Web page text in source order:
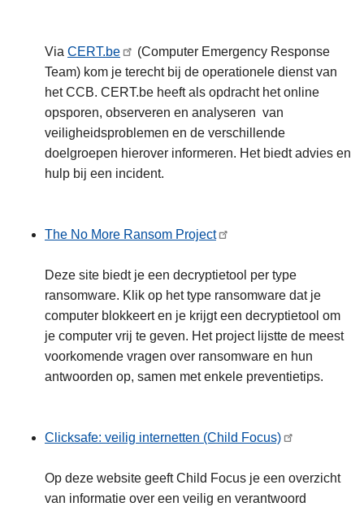
Via CERT.be
(Computer Emergency Response
Team) kom je terecht bij de operationele dienst van
het CCB. CERT.be heeft als opdracht het online
opsporen, observeren en analyseren van
veiligheidsproblemen en de verschillende
doelgroepen hierover informeren. Het biedt advies en
hulp bij een incident.
The No More Ransom Project
Deze site biedt je een decryptietool per type
ransomware. Klik op het type ransomware dat je
computer blokkeert en je krijgt een decryptietool om
je computer vrij te geven. Het project lijstte de meest
voorkomende vragen over ransomware en hun
antwoorden op, samen met enkele preventietips.
Clicksafe: veilig internetten (Child Focus)
Op deze website geeft Child Focus je een overzicht
van informatie over een veilig en verantwoord